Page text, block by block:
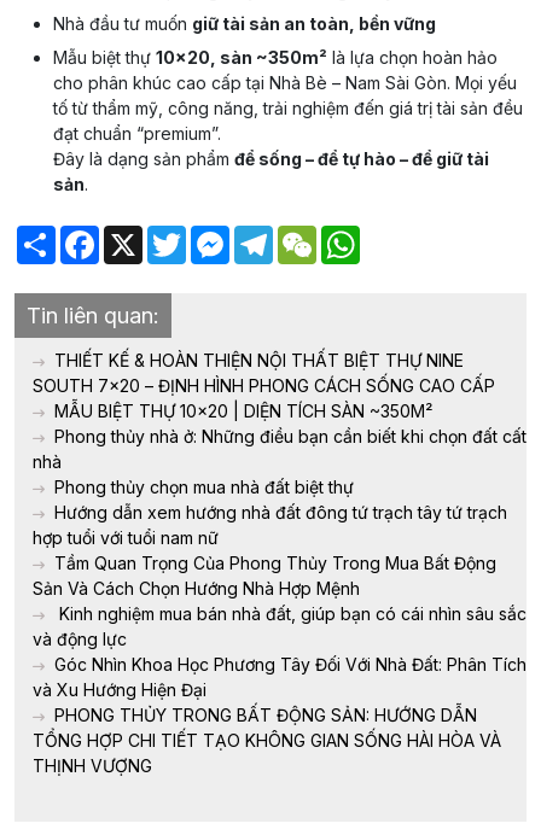
Nhà đầu tư muốn giữ tài sản an toàn, bền vững
Mẫu biệt thự 10×20, sàn ~350m² là lựa chọn hoàn hảo
cho phân khúc cao cấp tại Nhà Bè – Nam Sài Gòn. Mọi yếu
tố từ thẩm mỹ, công năng, trải nghiệm đến giá trị tài sản đều
đạt chuẩn “premium”.
Đây là dạng sản phẩm để sống – để tự hào – để giữ tài
sản.
Share Facebook
X TwitterMessenger
Telegram
WeChat
Tin liên quan:
THIẾT KẾ & HOÀN THIỆN NỘI THẤT BIỆT THỰ NINE
SOUTH 7×20 – ĐỊNH HÌNH PHONG CÁCH SỐNG CAO CẤP
MẪU BIỆT THỰ 10×20 | DIỆN TÍCH SÀN ~350M²
Phong thủy nhà ở: Những điều bạn cần biết khi chọn đất cất
nhà
Phong thủy chọn mua nhà đất biệt thự
Hướng dẫn xem hướng nhà đất đông tứ trạch tây tứ trạch
hợp tuổi với tuổi nam nữ
Tầm Quan Trọng Của Phong Thủy Trong Mua Bất Động
Sản Và Cách Chọn Hướng Nhà Hợp Mệnh
Kinh nghiệm mua bán nhà đất, giúp bạn có cái nhìn sâu sắc
và động lực
Góc Nhìn Khoa Học Phương Tây Đối Với Nhà Đất: Phân Tích
và Xu Hướng Hiện Đại
PHONG THỦY TRONG BẤT ĐỘNG SẢN: HƯỚNG DẪN
TỔNG HỢP CHI TIẾT TẠO KHÔNG GIAN SỐNG HÀI HÒA VÀ
THỊNH VƯỢNG